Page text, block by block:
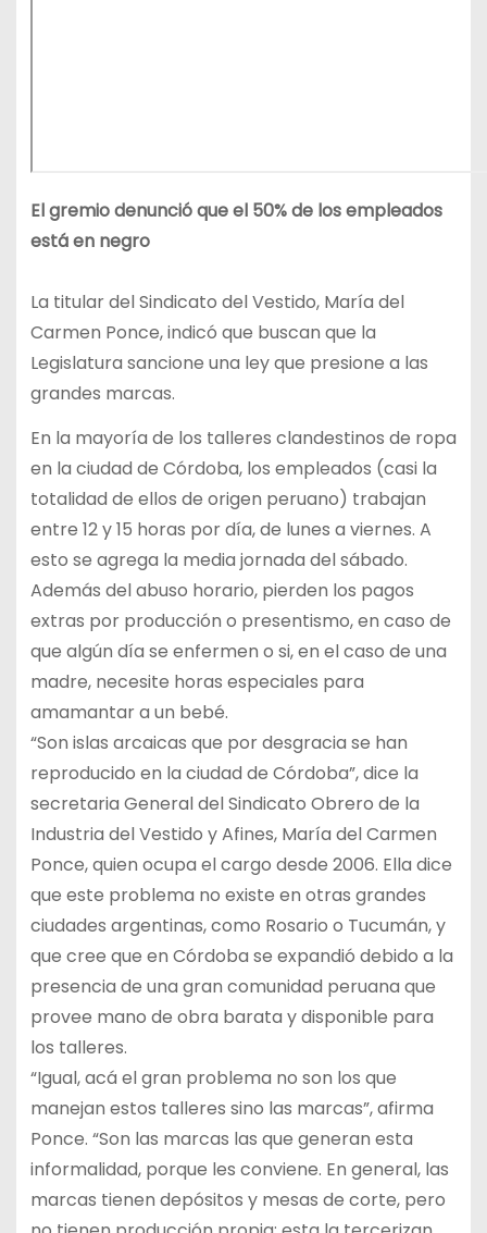
El gremio denunció que el 50% de los empleados
está en negro
La titular del Sindicato del Vestido, María del
Carmen Ponce, indicó que buscan que la
Legislatura sancione una ley que presione a las
grandes marcas.
En la mayoría de los talleres clandestinos de ropa
en la ciudad de Córdoba, los empleados (casi la
totalidad de ellos de origen peruano) trabajan
entre 12 y 15 horas por día, de lunes a viernes. A
esto se agrega la media jornada del sábado.
Además del abuso horario, pierden los pagos
extras por producción o presentismo, en caso de
que algún día se enfermen o si, en el caso de una
madre, necesite horas especiales para
amamantar a un bebé.
“Son islas arcaicas que por desgracia se han
reproducido en la ciudad de Córdoba”, dice la
secretaria General del Sindicato Obrero de la
Industria del Vestido y Afines, María del Carmen
Ponce, quien ocupa el cargo desde 2006. Ella dice
que este problema no existe en otras grandes
ciudades argentinas, como Rosario o Tucumán, y
que cree que en Córdoba se expandió debido a la
presencia de una gran comunidad peruana que
provee mano de obra barata y disponible para
los talleres.
“Igual, acá el gran problema no son los que
manejan estos talleres sino las marcas”, afirma
Ponce. “Son las marcas las que generan esta
informalidad, porque les conviene. En general, las
marcas tienen depósitos y mesas de corte, pero